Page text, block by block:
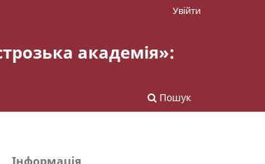
академія»:
Пошук
Увійти